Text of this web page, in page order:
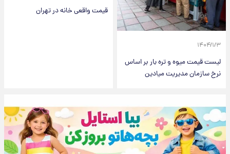
۱۴۰۴/۱/۳
لیست قیمت میوه و تره بار بر اساس
نرخ سازمان مدیریت میادین
قیمت واقعی خانه در تهران